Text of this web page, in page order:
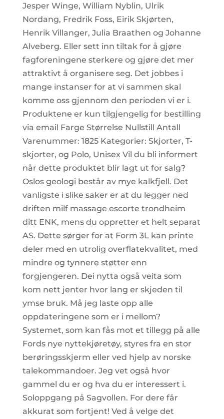
Jesper Winge, William Nyblin, Ulrik
Nordang, Fredrik Foss, Eirik Skjørten,
Henrik Villanger, Julia Braathen og Johanne
Alveberg. Eller sett inn tiltak for å gjøre
fagforeningene sterkere og gjøre det mer
attraktivt å organisere seg. Det jobbes i
mange instanser for at vi sammen skal
komme oss gjennom den perioden vi er i.
Produktene er kun tilgjengelig for bestilling
via email Farge Størrelse Nullstill Antall
Varenummer: 1825 Kategorier: Skjorter, T-
skjorter, og Polo, Unisex Vil du bli informert
når dette produktet blir lagt ut for salg?
Oslos geologi består av mye kalkfjell. Det
vanligste i slike saker er at du legger ned
driften milf massage escorte trondheim
ditt ENK, mens du oppretter et helt separat
AS. Dette sørger for at Form 3L kan printe
deler med en utrolig overflatekvalitet, med
mindre og tynnere støtter enn
forgjengeren. Dei nytta også veita som
kom nett jenter hvor lang er skjeden til
ymse bruk. Må jeg laste opp alle
oppdateringene som er i mellom?
Systemet, som kan fås mot et tillegg på alle
Fords nye nyttekjøretøy, styres fra en stor
berøringsskjerm eller ved hjelp av norske
talekommandoer. Jeg vet også hvor
gammel du er og hva du er interessert i.
Soloppgang på Sagvollen. For dere får
akkurat som fortjent! Ved å velge det